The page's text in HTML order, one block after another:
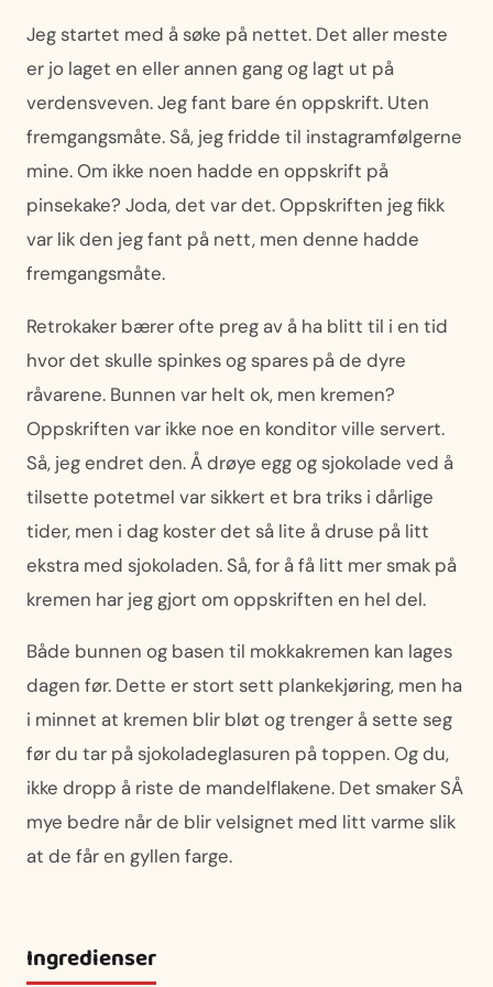
Jeg startet med å søke på nettet. Det aller meste
er jo laget en eller annen gang og lagt ut på
verdensveven. Jeg fant bare én oppskrift. Uten
fremgangsmåte. Så, jeg fridde til instagramfølgerne
mine. Om ikke noen hadde en oppskrift på
pinsekake? Joda, det var det. Oppskriften jeg fikk
var lik den jeg fant på nett, men denne hadde
fremgangsmåte.
Retrokaker bærer ofte preg av å ha blitt til i en tid
hvor det skulle spinkes og spares på de dyre
råvarene. Bunnen var helt ok, men kremen?
Oppskriften var ikke noe en konditor ville servert.
Så, jeg endret den. Å drøye egg og sjokolade ved å
tilsette potetmel var sikkert et bra triks i dårlige
tider, men i dag koster det så lite å druse på litt
ekstra med sjokoladen. Så, for å få litt mer smak på
kremen har jeg gjort om oppskriften en hel del.
Både bunnen og basen til mokkakremen kan lages
dagen før. Dette er stort sett plankekjøring, men ha
i minnet at kremen blir bløt og trenger å sette seg
før du tar på sjokoladeglasuren på toppen. Og du,
ikke dropp å riste de mandelflakene. Det smaker SÅ
mye bedre når de blir velsignet med litt varme slik
at de får en gyllen farge.
Ingredienser